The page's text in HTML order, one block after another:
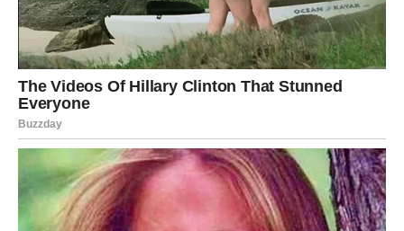
Bik
Bikovi danas ulaze u jedan od najlepših emotivnih dana
ovog meseca. Ljubav vam dolazi onda kada ste počeli da
sumnjate da ona uopšte postoji. Zvezde vam donose
dokaz da postoje ljudi koji vas vole iskreno, tiho i snažno.
Mnogi Bikovi će danas doživeti trenutak koji će dugo
pamtiti – zagrljaj, poruku, pogled ili priznanje koje će im